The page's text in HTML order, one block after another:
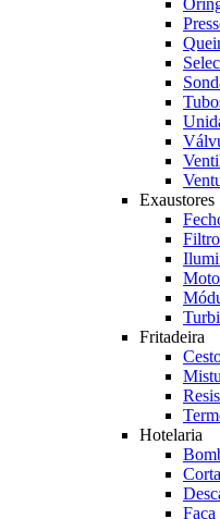
Exaustores
Fritadeira
Hotelaria